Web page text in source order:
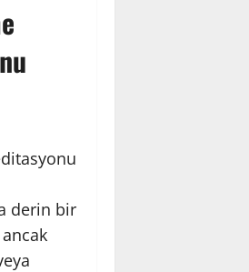
derin bir